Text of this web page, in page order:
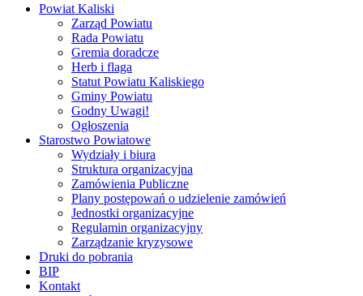
Powiat Kaliski
Zarząd Powiatu
Rada Powiatu
Gremia doradcze
Herb i flaga
Statut Powiatu Kaliskiego
Gminy Powiatu
Godny Uwagi!
Ogłoszenia
Starostwo Powiatowe
Wydziały i biura
Struktura organizacyjna
Zamówienia Publiczne
Plany postępowań o udzielenie zamówień
Jednostki organizacyjne
Regulamin organizacyjny
Zarządzanie kryzysowe
Druki do pobrania
BIP
Kontakt